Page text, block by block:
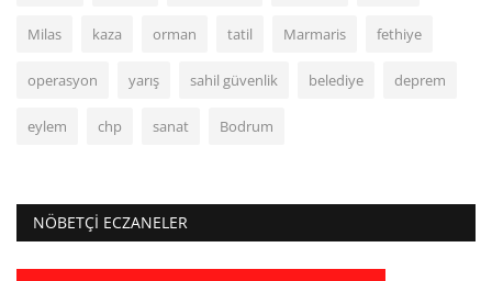
Milas kaza orman tatil Marmaris fethiye
operasyon yarış sahil güvenlik belediye deprem
eylem chp sanat Bodrum
NÖBETÇI ECZANELER